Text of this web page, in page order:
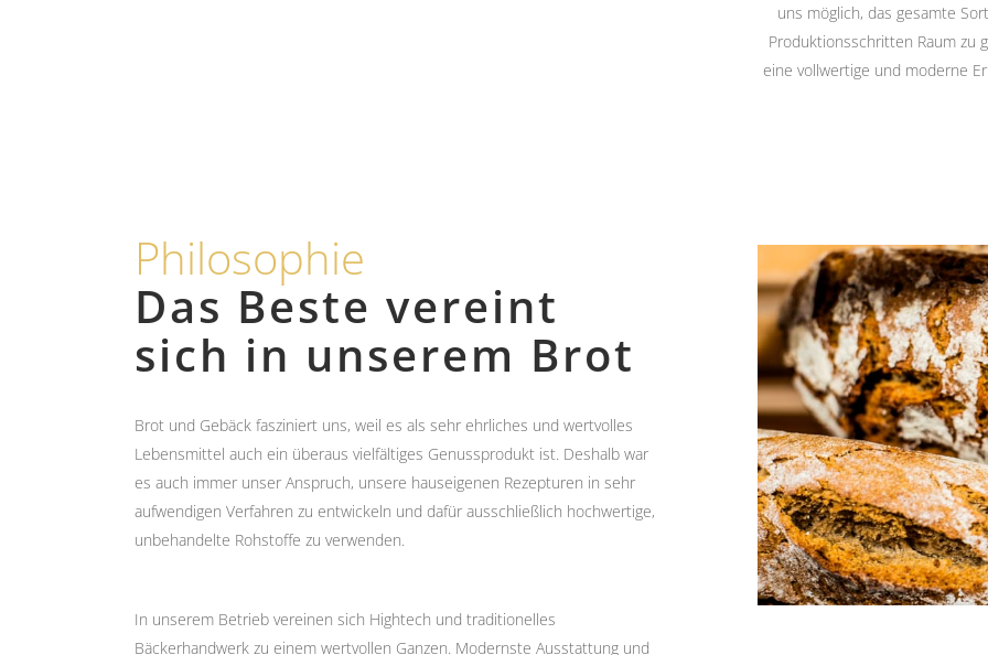
uns möglich, das gesamte
Produktionsschritten Raum zu
eine vollwertige und moderne
Philosophie
Das Beste vereint
sich in unserem Brot
Brot und Gebäck fasziniert uns, weil es als sehr ehrliches und wertvolles
Lebensmittel auch ein überaus vielfältiges Genussprodukt ist. Deshalb war
es auch immer unser Anspruch, unsere hauseigenen Rezepturen in sehr
aufwendigen Verfahren zu entwickeln und dafür ausschließlich hochwertige,
unbehandelte Rohstoffe zu verwenden.
In unserem Betrieb vereinen sich Hightech und traditionelles
Bäckerhandwerk zu einem wertvollen Ganzen. Modernste Ausstattung und